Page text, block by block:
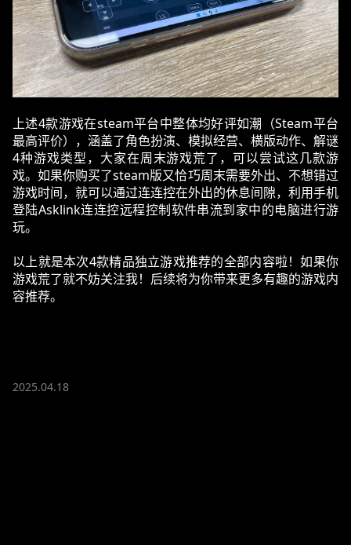
上述4款游戏在steam平台中整体均好评如潮（Steam平台
最高评价），涵盖了角色扮演、模拟经营、横版动作、解谜
4种游戏类型，大家在周末游戏荒了，可以尝试这几款游
戏。如果你购买了steam版又恰巧周末需要外出、不想错过
游戏时间，就可以通过连连控在外出的休息间隙，利用手机
登陆Asklink连连控远程控制软件串流到家中的电脑进行游
玩。
以上就是本次4款精品独立游戏推荐的全部内容啦！如果你
游戏荒了就不妨关注我！后续将为你带来更多有趣的游戏内
容推荐。
2025.04.18